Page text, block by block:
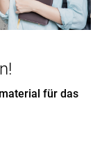
für das